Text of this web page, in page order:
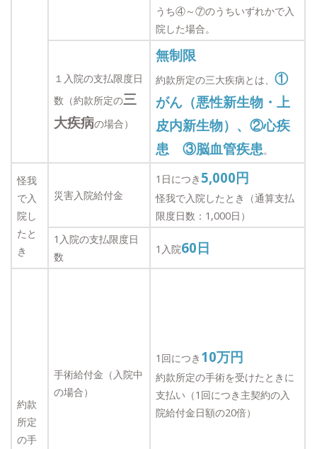
うち④～⑦のうちいずれかで入
院した場合。
１入院の支払限度日
数（約款所定の三
大疾病の場合）
無制限
約款所定の三大疾病とは、①
がん（悪性新生物・上
皮内新生物）、②心疾
患 ③脳血管疾患。
怪我
で入
院し
たと
き
災害入院給付金
1日につき 5,000円
怪我で入院したとき（通算支払
限度日数：1,000日）
1入院の支払限度日
数
1入院60日
約款
所定
の手
手術給付金（入院中
の場合）
1回につき 10万円
約款所定の手術を受けたときに
支払い（1回につき主契約の入
院給付金日額の20倍）